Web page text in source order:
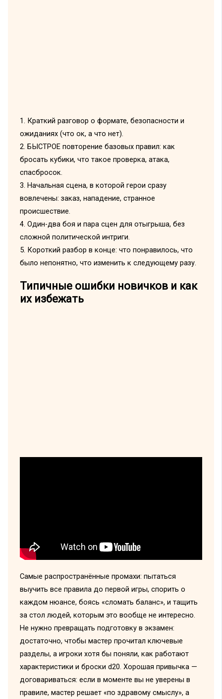
1. Краткий разговор о формате, безопасности и
ожиданиях (что ок, а что нет).
2. БЫСТРОЕ повторение базовых правил: как
бросать кубики, что такое проверка, атака,
спасбросок.
3. Начальная сцена, в которой герои сразу
вовлечены: заказ, нападение, странное
происшествие.
4. Один-два боя и пара сцен для отыгрыша, без
сложной политической интриги.
5. Короткий разбор в конце: что понравилось, что
было непонятно, что изменить к следующему разу.
Типичные ошибки новичков и как
их избежать
Самые распространённые промахи: пытаться
выучить все правила до первой игры, спорить о
каждом нюансе, боясь «сломать баланс», и тащить
за стол людей, которым это вообще не интересно.
Не нужно превращать подготовку в экзамен:
достаточно, чтобы мастер прочитал ключевые
разделы, а игроки хотя бы поняли, как работают
характеристики и броски d20. Хорошая привычка —
договариваться: если в моменте вы не уверены в
правиле, мастер решает «по здравому смыслу», а